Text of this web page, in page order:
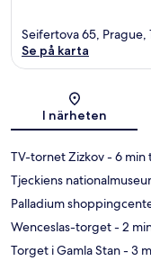
Seifertova 65, Prague,
Se på karta
I närheten
TV-tornet Zizkov- 6 min
Tjeckiens
Palladium
Wenceslas-torget- 2
Torget i Gamla Stan- 3